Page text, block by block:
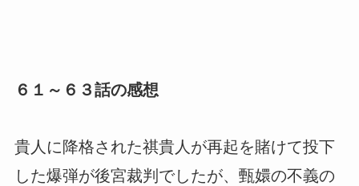
６１～６３話の感想
貴人に降格された祺貴人が再起を賭けて投下
した爆弾が後宮裁判でしたが、甄嬛の不義の